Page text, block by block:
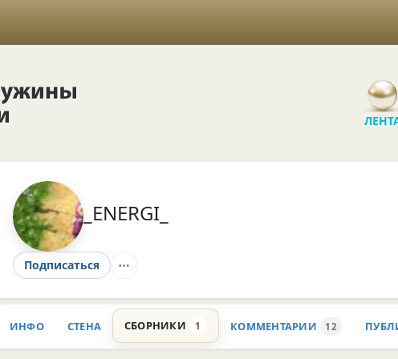
_ENERGI_
Подписаться
ИНФО СТЕНА СБОРНИКИ 1 КОММЕНТАРИИ 12